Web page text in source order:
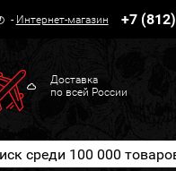
- Интернет-магазин +7
Доставка
по всей России